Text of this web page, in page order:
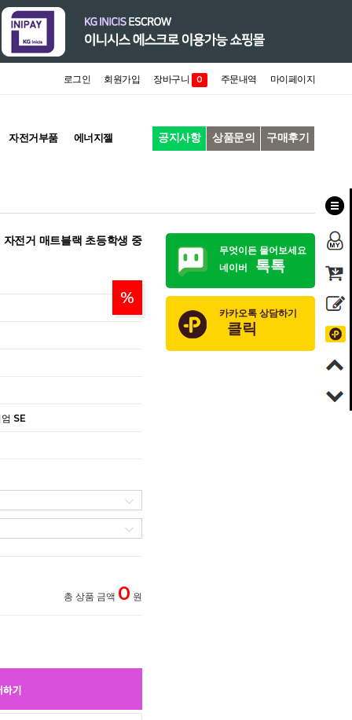
로그인 회원가입 장바구니 0 주문내역 마이페이지
자전거부품 에너지젤 공지사항 상품문의 구매후기
전거 매트블랙 초등학생 중
%
SE
총 상품 금액 0 원
무엇이든 물어보세요
네이버
톡톡
카카오톡 상담하기
클릭